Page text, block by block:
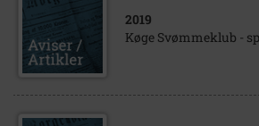
2019
Køge Svømmeklub -